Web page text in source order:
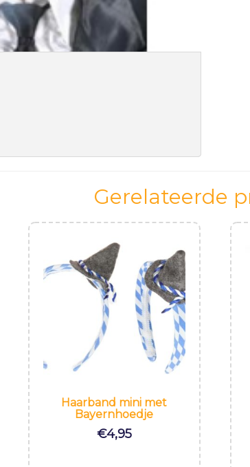
Gerelateerde
Haarband mini met
Bayernhoedje
€4,95